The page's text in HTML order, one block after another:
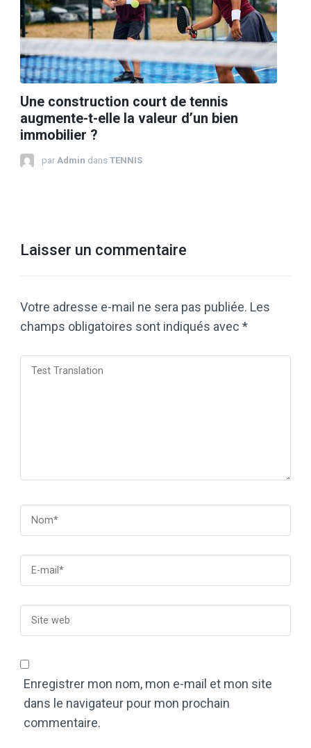
Une construction court de tennis
augmente-t-elle la valeur d’un bien
immobilier ?
par Admin dans TENNIS
Laisser un commentaire
Votre adresse e-mail ne sera pas publiée. Les
champs obligatoires sont indiqués avec *
Enregistrer mon nom, mon e-mail et mon site
dans le navigateur pour mon prochain
commentaire.